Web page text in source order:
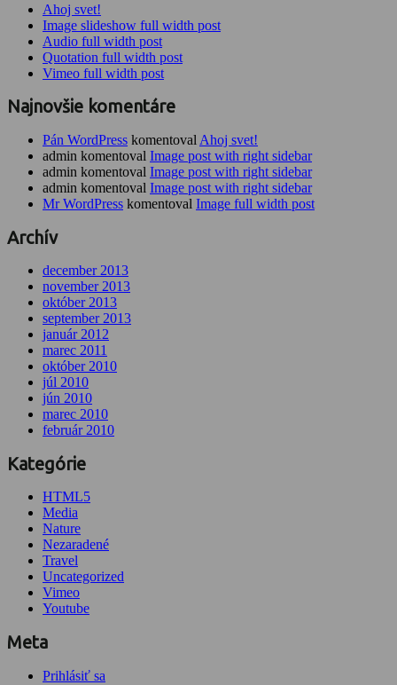
Ahoj svet!
Image slideshow full width post
Audio full width post
Quotation full width post
Vimeo full width post
Najnovšie komentáre
Pán WordPress komentoval Ahoj svet!
admin komentoval Image post with right sidebar
admin komentoval Image post with right sidebar
admin komentoval Image post with right sidebar
Mr WordPress komentoval Image full width post
Archív
december 2013
november 2013
október 2013
september 2013
január 2012
marec 2011
október 2010
júl 2010
jún 2010
marec 2010
február 2010
Kategórie
HTML5
Media
Nature
Nezaradené
Travel
Uncategorized
Vimeo
Youtube
Meta
Prihlásiť sa